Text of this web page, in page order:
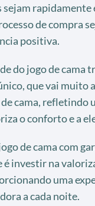
sejam rapidamente
de compra
positiva.
do jogo de cama
que vai muito
cama, refletindo
o conforto e a
de cama com
é investir na
uma
a cada noite.